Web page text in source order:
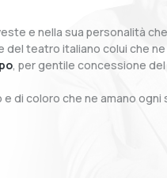
e nella sua personalità che
teatro italiano colui che ne
, per gentile concessione del
di coloro che ne amano ogni